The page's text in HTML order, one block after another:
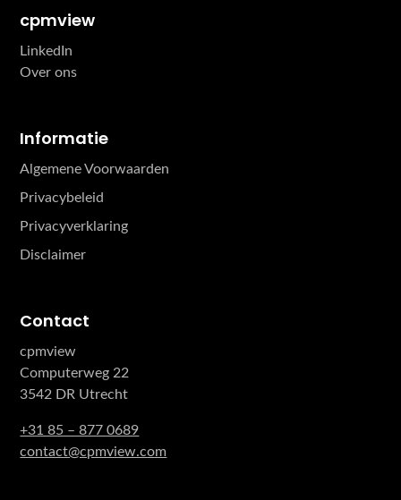
cpmview
LinkedIn
Over ons
Informatie
Algemene Voorwaarden
Privacybeleid
Privacyverklaring
Disclaimer
Contact
cpmview
Computerweg 22
3542 DR Utrecht
+31 85 – 877 0689
contact@cpmview.com